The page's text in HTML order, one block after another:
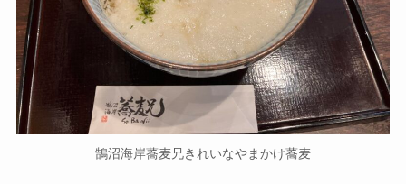
鵠沼海岸蕎麦兄きれいなやまかけ蕎麦